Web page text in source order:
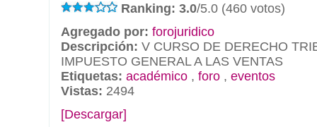
Ranking: 3.0/5.0 (460 votos)
Agregado por: forojuridico
Descripción: V CURSO DE DERECHO
IMPUESTO GENERAL A LAS VENTAS
Etiquetas: académico , foro , eventos
Vistas: 2494
[Descargar]